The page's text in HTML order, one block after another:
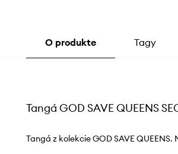
O produkte Tagy
Tangá GOD SAVE QUEENS
Tangá z kolekcie GOD SAVE